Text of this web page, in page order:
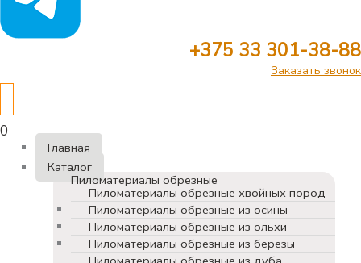
+375 33 301-38-88
Заказать звонок
0
Главная
Каталог
Пиломатериалы обрезные
Пиломатериалы обрезные хвойных пород
Пиломатериалы обрезные из осины
Пиломатериалы обрезные из ольхи
Пиломатериалы обрезные из березы